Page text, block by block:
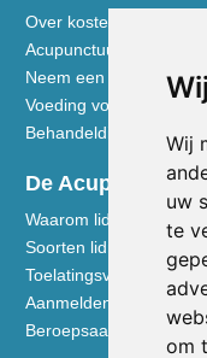
Wij
uw
te
om
Over kosten en
Acupunctuur toegelicht
Neem een kijkje in de
Voeding volgens de Vijf
Behandeldisciplines -
De Acupuncturist
Waarom lid worden van
Soorten lidmaatschap
Toelatingsvoorwaarden
Aanmelden voor